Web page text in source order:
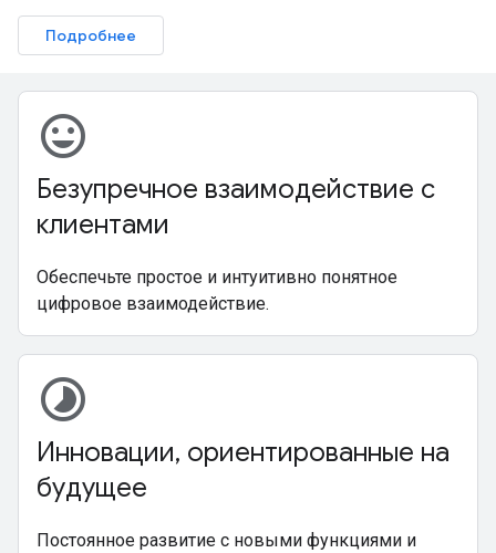
Подробнее
mood
Безупречное взаимодействие с
клиентами
Обеспечьте простое и интуитивно понятное
цифровое взаимодействие.
timelapse
Инновации, ориентированные на
будущее
Постоянное развитие с новыми функциями и